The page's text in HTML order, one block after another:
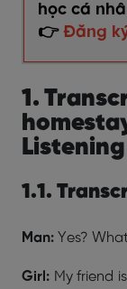
học cá
👉 Đăng
1.
Listening
1.1.
Man: Yes?
Girl: My friend